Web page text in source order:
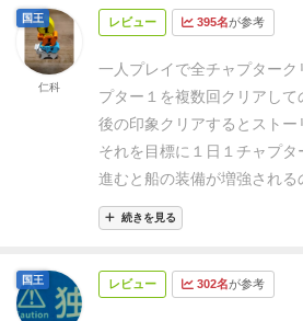
レビュー 395名が参考
一人プレイで全チャプターク
プター１を複数回クリアして
後の印象 クリアするとストー
それを目標に１日１チャプタ
進むと船の装備が増強され
含め航海がさらに楽しくなり
道を通れる様にしたり、排水
作だと思いました。ルール
続きを見る
国王
仁科
レビュー 302名が参考
国王